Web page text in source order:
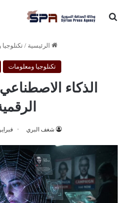
بحث عن
الرئيسية /
تكنلوجيا ومعلومات
الذكاء
شغف البري فبراير 28,